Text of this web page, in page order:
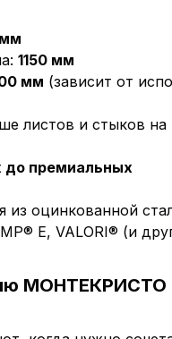
1150 мм
мм (зависит от
листов и стыков на
до премиальных
оцинкованной
E, VALORI® (и
МОНТЕКРИСТО